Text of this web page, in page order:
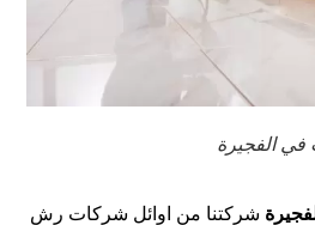
الفجيرة
شركتنا من اوائل شركات رش